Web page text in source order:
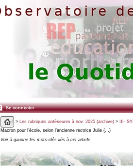
Se connecter
> Les rubriques antérieures à nov. 2025 (archive)>
III-
Macron pour l’école, selon l’ancienne rectrice Julie (…)
Voir à gauche les mots-clés liés à cet article